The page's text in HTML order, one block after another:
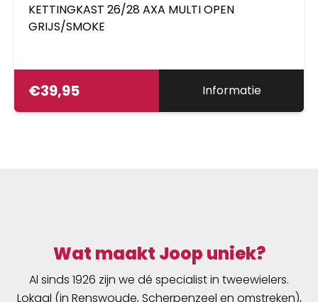
KETTINGKAST 26/28 AXA MULTI OPEN
GRIJS/SMOKE
€39,95 Informatie
Wat maakt Joop uniek?
Al sinds 1926 zijn we dé specialist in tweewielers.
Lokaal (in Renswoude, Scherpenzeel en omstreken),